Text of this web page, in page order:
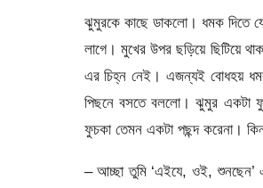
ঝুমুরকে কাছে ডাকলো। ধমক দিতে
লাগে। মুখের উপর ছড়িয়ে ছিটিয়ে
এর চিহ্ন নেই। এজন্যই বোধহয় ধমক
পিছনে বসতে বললো। ঝুমুর একটা
ফুচকা তেমন একটা পছন্দ করেনা।
– আচ্ছা তুমি ‘এইযে, ওই, শুনছেন’